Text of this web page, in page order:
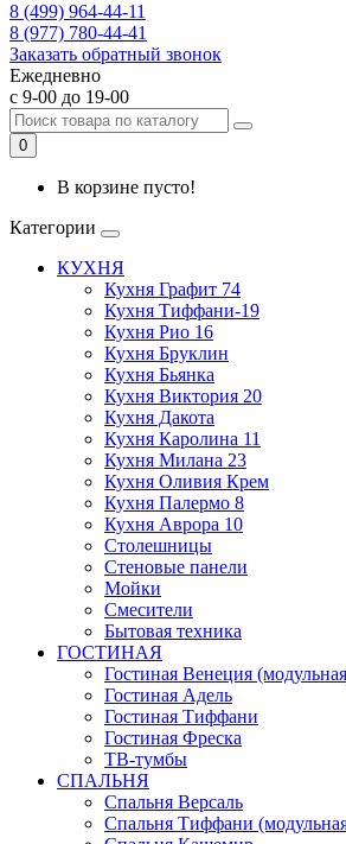
8 (499) 964-44-11
8 (977) 780-44-41
Заказать обратный звонок
Ежедневно
с 9-00 до 19-00
0
В корзине пусто!
Категории
КУХНЯ
Кухня Графит 74
Кухня Тиффани-19
Кухня Рио 16
Кухня Бруклин
Кухня Бьянка
Кухня Виктория 20
Кухня Дакота
Кухня Каролина 11
Кухня Милана 23
Кухня Оливия Крем
Кухня Палермо 8
Кухня Аврора 10
Столешницы
Стеновые панели
Мойки
Смесители
Бытовая техника
ГОСТИНАЯ
Гостиная Венеция
Гостиная Адель
Гостиная Тиффани
Гостиная Фреска
ТВ-тумбы
СПАЛЬНЯ
Спальня Версаль
Спальня Тиффани